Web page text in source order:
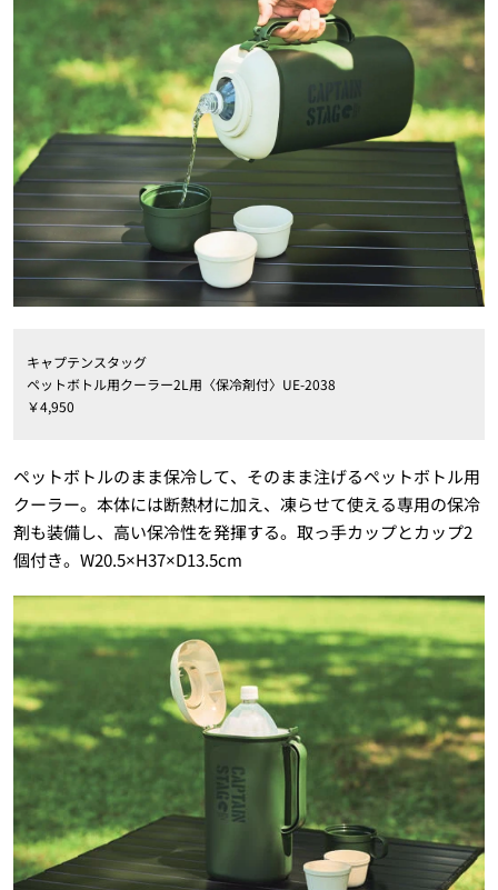
キャプテンスタッグ
ペットボトル用クーラー2L用〈保冷剤付〉UE-2038
￥4,950
ペットボトルのまま保冷して、そのまま注げるペットボトル用
クーラー。本体には断熱材に加え、凍らせて使える専用の保冷
剤も装備し、高い保冷性を発揮する。取っ手カップとカップ2
個付き。W20.5×H37×D13.5cm